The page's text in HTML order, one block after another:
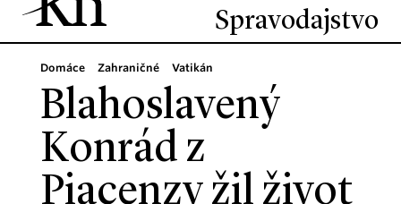
Spravodajstvo
Domáce Zahraničné Vatikán
Blahoslavený
Konrád z
Piacenzy žil život